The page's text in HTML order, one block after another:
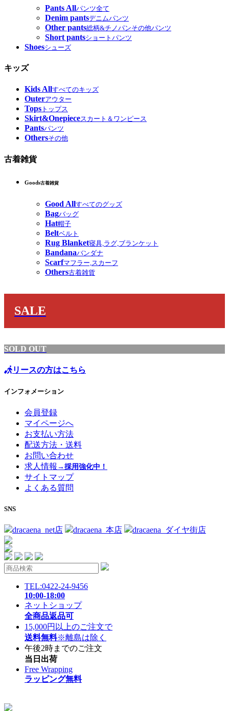
Pants Allパンツ全て
Denim pantsデニムパンツ
Other pants総柄&チノパンその他パンツ
Short pantsショートパンツ
Shoesシューズ
キッズ
Kids Allすべてのキッズ
Outerアウター
Tops トップス
Skirt&Onepieceスカート＆ワンピース
Pantsパンツ
Othersその他
古着雑貨
Goods古着雑貨
Good Allすべてのグッズ
Bagバッグ
Hat帽子
Beltベルト
Rug Blanket寝具,ラグ,ブランケット
Bandanaバンダナ
Scarfマフラー,スカーフ
Others古着雑貨
SALE
SOLD OUT
リースの方はこちら
インフォメーション
会員登録
マイページへ
お支払い方法
配送方法・送料
お問い合わせ
求人情報 →採用強化中！
サイトマップ
よくある質問
SNS
dracaena_net店 dracaena_本店 dracaena_ダイヤ街店
TEL:0422-24-9456
10:00-18:00
ネットショップ
全商品返品可
15,000円以上のご注文で
送料無料※離島は除く
午後2時までのご注文
当日出荷
Free Wrapping
ラッピング無料